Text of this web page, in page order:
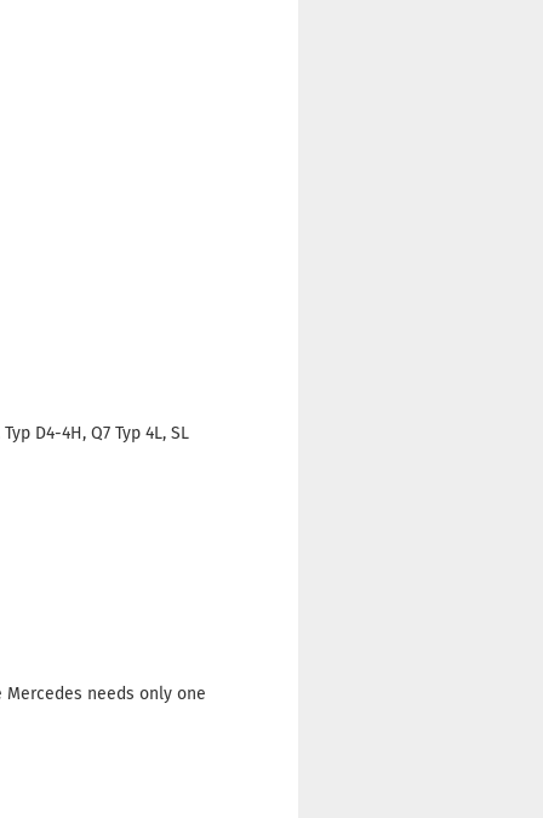
D4-4H, Q7 Typ 4L, SL
needs only one